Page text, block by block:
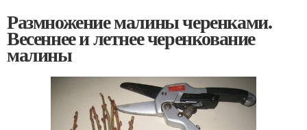
Размножение малины черенками.
Весеннее и летнее черенкование
малины